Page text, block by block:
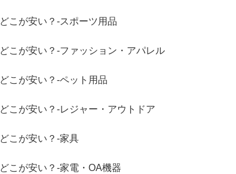
どこが安い？-スポーツ用品
どこが安い？-ファッション・アパレル
どこが安い？-ペット用品
どこが安い？-レジャー・アウトドア
どこが安い？-家具
どこが安い？-家電・OA機器